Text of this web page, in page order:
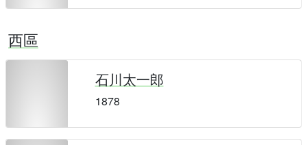
西區
石川太一郎
1878